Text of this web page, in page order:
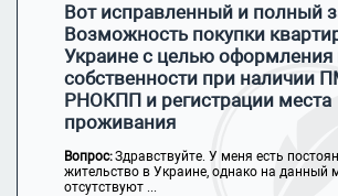
Вот исправленный и полный
Возможность покупки
Украине с целью оформления
собственности при наличии
РНОКПП и регистрации места
проживания
Вопрос:Здравствуйте. У меня есть
жительство в Украине, однако на данный
отсутствуют ...